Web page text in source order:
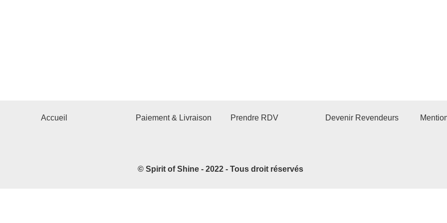
Accueil Paiement & Livraison Prendre RDV Devenir Revendeurs
© Spirit of Shine - 2022 - Tous droit réservés